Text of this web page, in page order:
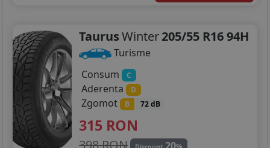
TaurusWinter205/55 R16 94H
Turisme
Consum
C
Aderenta D
Zgomot B 72 dB
315 RON